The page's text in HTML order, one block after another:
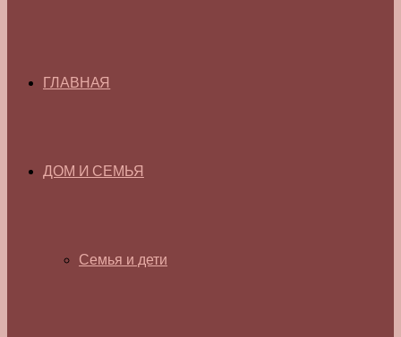
ГЛАВНАЯ
ДОМ И СЕМЬЯ
Семья и дети